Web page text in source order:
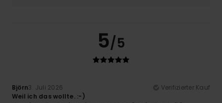
5/5
Björn3. Juli 2026
Verifizierter Kauf
Weil ich das wollte. :-)